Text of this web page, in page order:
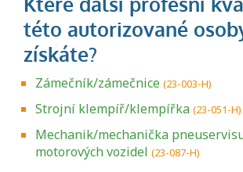
Zámečník/zámečnice (23-003-H)
Strojní klempíř/klempířka (23-051-H)
Mechanik/mechanička
motorových vozidel (23-087-H)